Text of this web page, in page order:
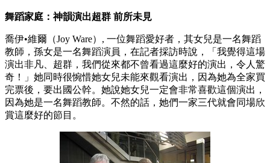
舞蹈家庭：神韻演出超群 前所未見
喬伊•維爾（Joy Ware）, 一位舞蹈愛好者，其女兒是一名舞蹈
教師，孫女是一名舞蹈演員，在記者採訪時說，「我覺得這場
演出非凡、超群，我們從來都不曾看過這麼好的演出，令人驚
奇！」她同時很惋惜她女兒未能來觀看演出，因為她為全家買
完票後，要出國公幹。她說她女兒一定會非常喜歡這個演出，
因為她是一名舞蹈教師。不然的話，她們一家三代就會同場欣
賞這麼好的節目。